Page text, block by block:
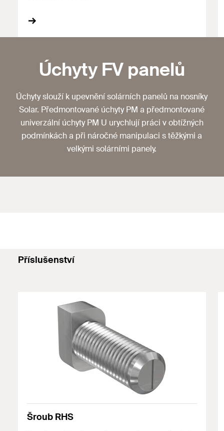
Úchyty FV panelů
Úchyty slouží k upevnění solárních panelů na nosníky
Solar. Předmontované úchyty PM a předmontované
univerzální úchyty PM U urychlují práci v obtížných
podmínkách a při náročné manipulaci s těžkými a
velkými solárními panely.
Příslušenství
Šroub RHS